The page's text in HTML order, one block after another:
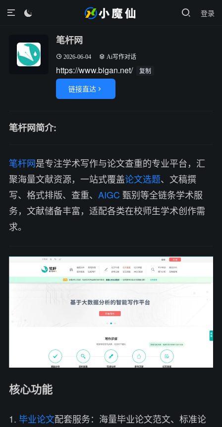
登录

笔杆网
2026-06-04 Ai写作对话
https://www.bigan.net/ 复制
链接直达 
笔杆网简介:
笔杆网是专注学术写作与论文查重的专业平台，汇
聚海量文献资源，一站式覆盖论文选题、文稿撰
写、格式排版、查重、 AIGC 甄别等全链条学术服
务，文献储备丰富，适配各类在校师生学术创作需
求。
核心功能
1. 毕业论文配套服务：海量毕业论文范文、标准论